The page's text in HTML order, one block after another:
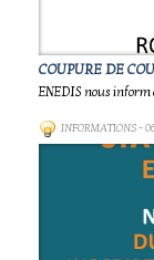
COUPURE DE
ENEDIS nous
INFORMATIONS-